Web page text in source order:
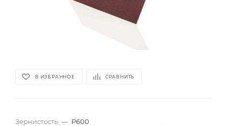
В ИЗБРАННОЕ СРАВНИТЬ
Зернистость — P600